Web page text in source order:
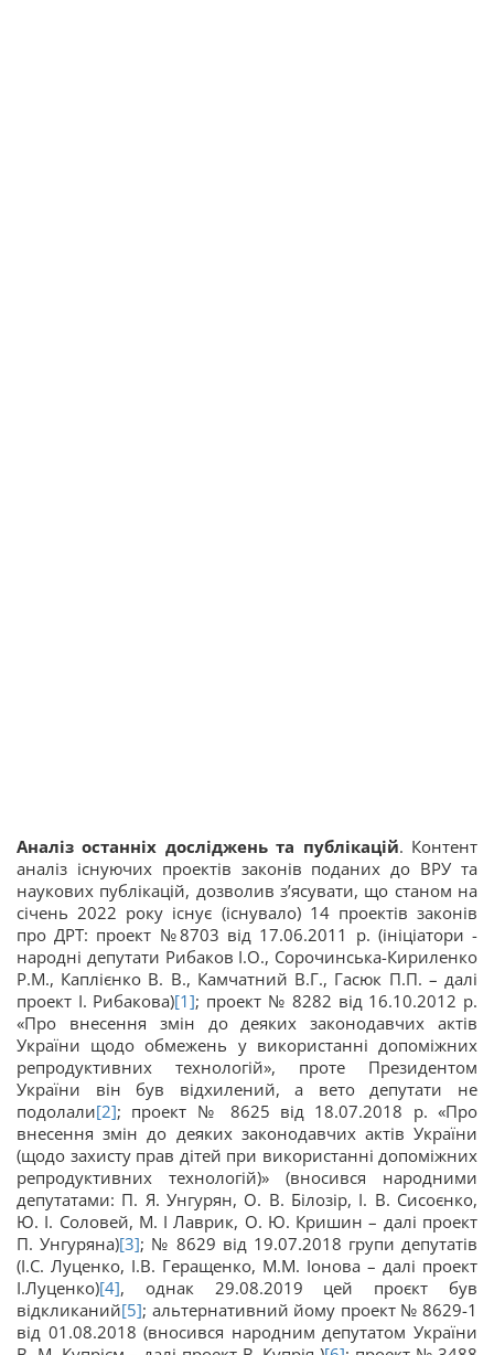
Аналіз останніх досліджень та публікацій. Контент
аналіз існуючих проектів законів поданих до ВРУ та
наукових публікацій, дозволив з’ясувати, що станом на
січень 2022 року існує (існувало) 14 проектів законів
про ДРТ: проект №8703 від 17.06.2011 р. (ініціатори -
народні депутати Рибаков І.О., Сорочинська-Кириленко
Р.М., Каплієнко В. В., Камчатний В.Г., Гасюк П.П. – далі
проект І. Рибакова)[1]; проект № 8282 від 16.10.2012 р.
«Про внесення змін до деяких законодавчих актів
України щодо обмежень у використанні допоміжних
репродуктивних технологій», проте Президентом
України він був відхилений, а вето депутати не
подолали[2]; проект № 8625 від 18.07.2018 р. «Про
внесення змін до деяких законодавчих актів України
(щодо захисту прав дітей при використанні допоміжних
репродуктивних технологій)» (вносився народними
депутатами: П. Я. Унгурян, О. В. Білозір, І. В. Сисоєнко,
Ю. І. Соловей, М. І Лаврик, О. Ю. Кришин – далі проект
П. Унгуряна)[3]; № 8629 від 19.07.2018 групи депутатів
(І.С. Луценко, І.В. Геращенко, М.М. Іонова – далі проект
І.Луценко)[4], однак 29.08.2019 цей проєкт був
відкликаний[5]; альтернативний йому проект № 8629-1
від 01.08.2018 (вносився народним депутатом України